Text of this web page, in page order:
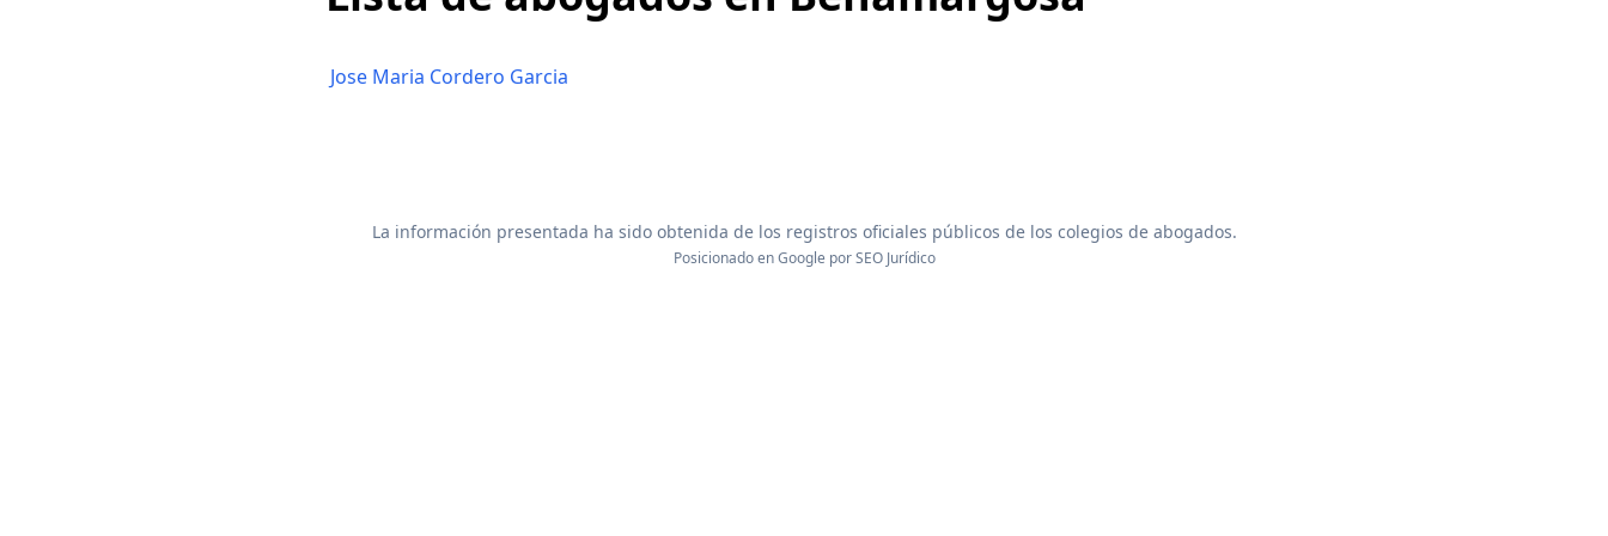
Jose Maria Cordero Garcia
La información presentada ha sido obtenida de los registros oficiales públicos de los colegios de abogados.
Posicionado en Google porSEO Jurídico